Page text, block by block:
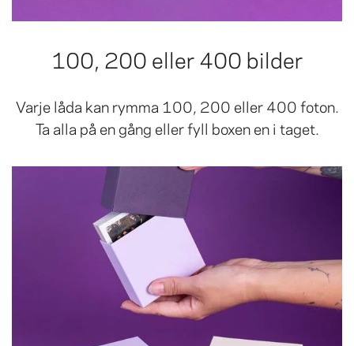
100, 200 eller 400 bilder
Varje låda kan rymma 100, 200 eller 400 foton.
Ta alla på en gång eller fyll boxen en i taget.